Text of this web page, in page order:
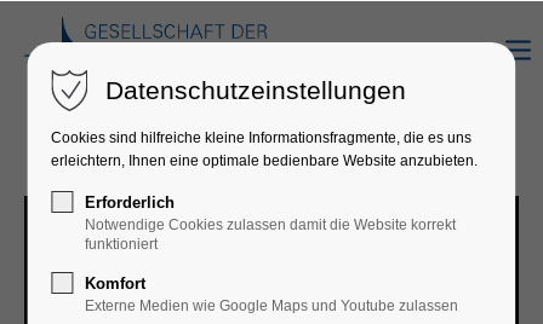
Datenschutzeinstellungen
Cookies sind hilfreiche kleine Informationsfragmente, die es uns
erleichtern, Ihnen eine optimale bedienbare Website anzubieten.
Erforderlich
Notwendige Cookies zulassen damit die Website korrekt
funktioniert
Komfort
Externe Medien wie Google Maps und Youtube zulassen